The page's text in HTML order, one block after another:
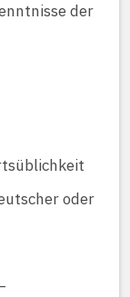
der
oder